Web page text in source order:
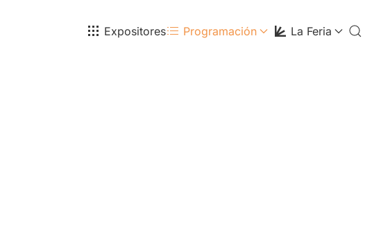
Expositores Programación La Feria